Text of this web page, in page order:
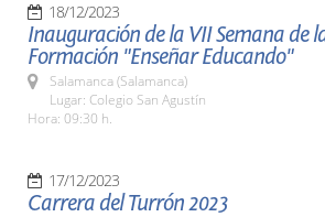
18/12/2023
Inauguración de la VII Semana de
Formación "Enseñar Educando"
Salamanca (Salamanca)
Lugar: Colegio San Agustín
Hora: 09:30 h.
17/12/2023
Carrera del Turrón 2023